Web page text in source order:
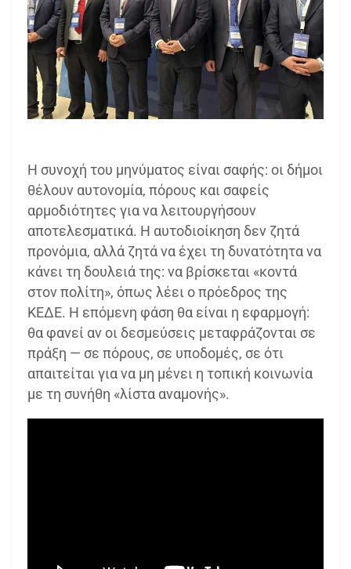
Η συνοχή του μηνύματος είναι σαφής: οι δήμοι
θέλουν αυτονομία, πόρους και σαφείς
αρμοδιότητες για να λειτουργήσουν
αποτελεσματικά. Η αυτοδιοίκηση δεν ζητά
προνόμια, αλλά ζητά να έχει τη δυνατότητα να
κάνει τη δουλειά της: να βρίσκεται «κοντά
στον πολίτη», όπως λέει ο πρόεδρος της
ΚΕΔΕ. Η επόμενη φάση θα είναι η εφαρμογή:
θα φανεί αν οι δεσμεύσεις μεταφράζονται σε
πράξη — σε πόρους, σε υποδομές, σε ότι
απαιτείται για να μη μένει η τοπική κοινωνία
με τη συνήθη «λίστα αναμονής».